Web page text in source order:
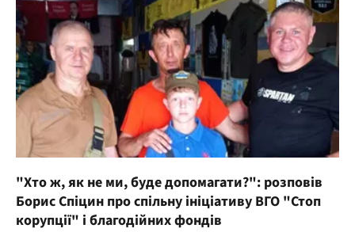
"Хто ж, як не ми, буде допомагати?": розповів
Борис Спіцин про спільну ініціативу ВГО "Стоп
корупції" і благодійних фондів